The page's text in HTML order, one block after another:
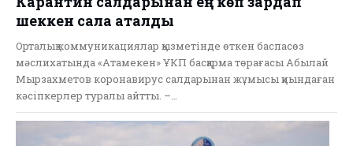
шеккен сала аталды
Орталық коммуникациялар қызметінде өткен баспасөз
мәслихатында «Атамекен» ҰКП басқарма төрағасы Абылай
Мырзахметов коронавирус салдарынан жұмысы қиындаған
кәсіпкерлер туралы айтты. –…